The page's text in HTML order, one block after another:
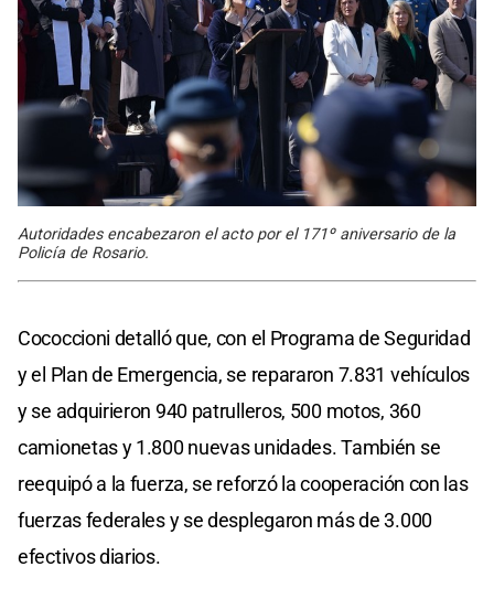
Autoridades encabezaron el acto por el 171º aniversario de la
Policía de Rosario.
Cococcioni detalló que, con el Programa de Seguridad
y el Plan de Emergencia, se repararon 7.831 vehículos
y se adquirieron 940 patrulleros, 500 motos, 360
camionetas y 1.800 nuevas unidades. También se
reequipó a la fuerza, se reforzó la cooperación con las
fuerzas federales y se desplegaron más de 3.000
efectivos diarios.